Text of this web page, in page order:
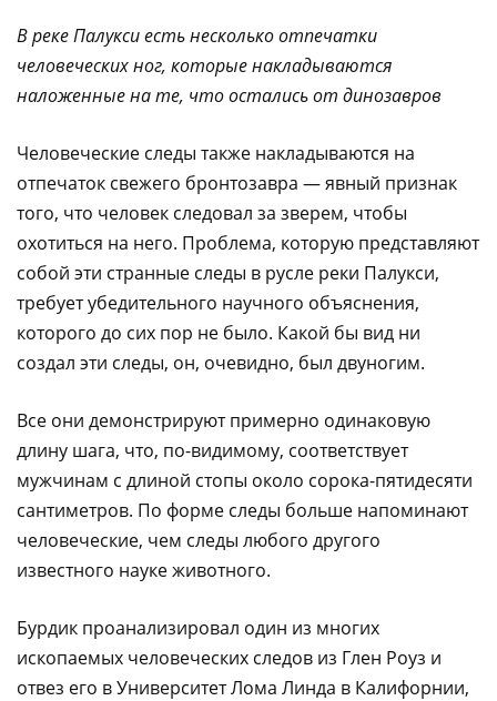
В реке Палукси есть несколько отпечатки
человеческих ног, которые накладываются
наложенные на те, что остались от динозавров
Человеческие следы также накладываются на
отпечаток свежего бронтозавра — явный признак
того, что человек следовал за зверем, чтобы
охотиться на него. Проблема, которую представляют
собой эти странные следы в русле реки Палукси,
требует убедительного научного объяснения,
которого до сих пор не было. Какой бы вид ни
создал эти следы, он, очевидно, был двуногим.
Все они демонстрируют примерно одинаковую
длину шага, что, по-видимому, соответствует
мужчинам с длиной стопы около сорока-пятидесяти
сантиметров. По форме следы больше напоминают
человеческие, чем следы любого другого
известного науке животного.
Бурдик проанализировал один из многих
ископаемых человеческих следов из Глен Роуз и
отвез его в Университет Лома Линда в Калифорнии,